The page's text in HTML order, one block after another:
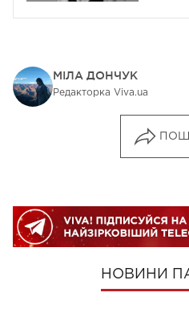
МІЛА ДОНЧУК
Редакторка Viva.ua
НОВИНИ